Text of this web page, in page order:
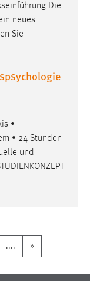
Die
neues
Sie
•
• 24-Stunden-
und
.... »